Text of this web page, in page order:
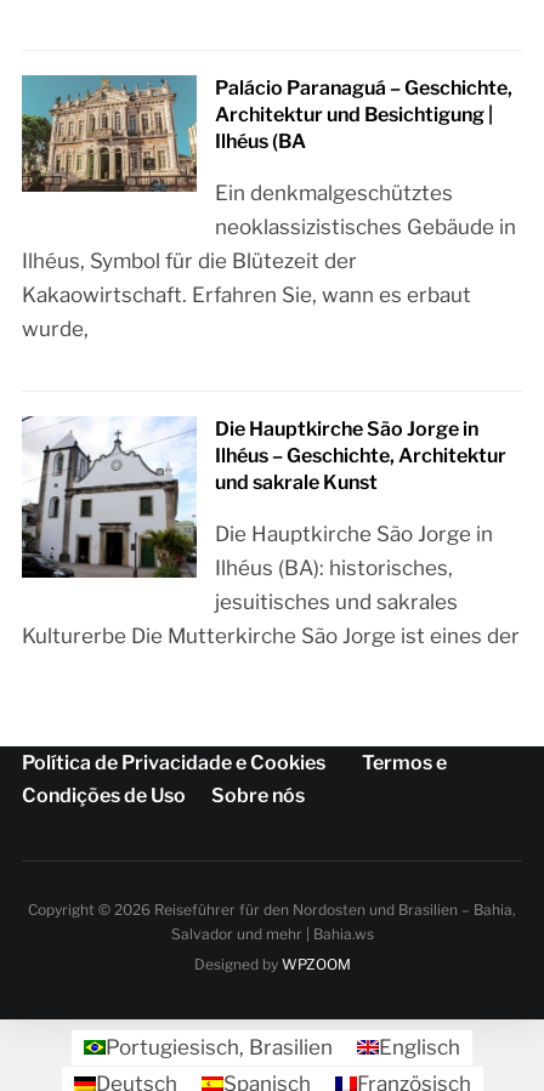
Palácio Paranaguá – Geschichte,
Architektur und Besichtigung |
Ilhéus (BA
Ein denkmalgeschütztes
neoklassizistisches Gebäude in
Ilhéus, Symbol für die Blütezeit der
Kakaowirtschaft. Erfahren Sie, wann es erbaut
wurde,
Die Hauptkirche São Jorge in
Ilhéus – Geschichte, Architektur
und sakrale Kunst
Die Hauptkirche São Jorge in
Ilhéus (BA): historisches,
jesuitisches und sakrales
Kulturerbe Die Mutterkirche São Jorge ist eines der
Política de Privacidade e Cookies
Termos e
Condições de Uso
Sobre nós
Copyright © 2026 Reiseführer für den Nordosten und Brasilien – Bahia,
Salvador und mehr | Bahia.ws
Designed by WPZOOM
Portugiesisch, Brasilien
Englisch
Deutsch
Spanisch Französisch